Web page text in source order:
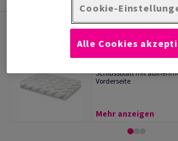
Reacto CF
Schlussblatt mit
Vorderseite
Mehr anzeigen
Cookie-
Alle Cookies